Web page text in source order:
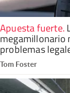
Apuesta fuerte.
megamillonario
problemas
Tom Foster